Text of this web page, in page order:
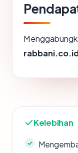
Kelebihan